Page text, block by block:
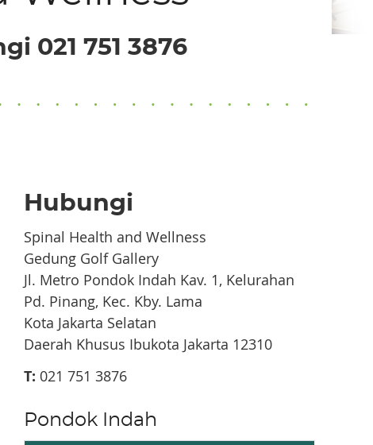
021 751 3876
Hubungi
Spinal Health and Wellness
Gedung Golf Gallery
Jl. Metro Pondok Indah Kav. 1, Kelurahan
Pd. Pinang, Kec. Kby. Lama
Kota Jakarta Selatan
Daerah Khusus Ibukota Jakarta 12310
T: 021 751 3876
Pondok Indah